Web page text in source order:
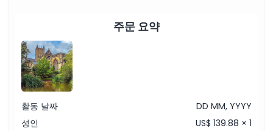
주문 요약
활동 날짜
DD MM, YYYY
성인
US$ 139.88 × 1